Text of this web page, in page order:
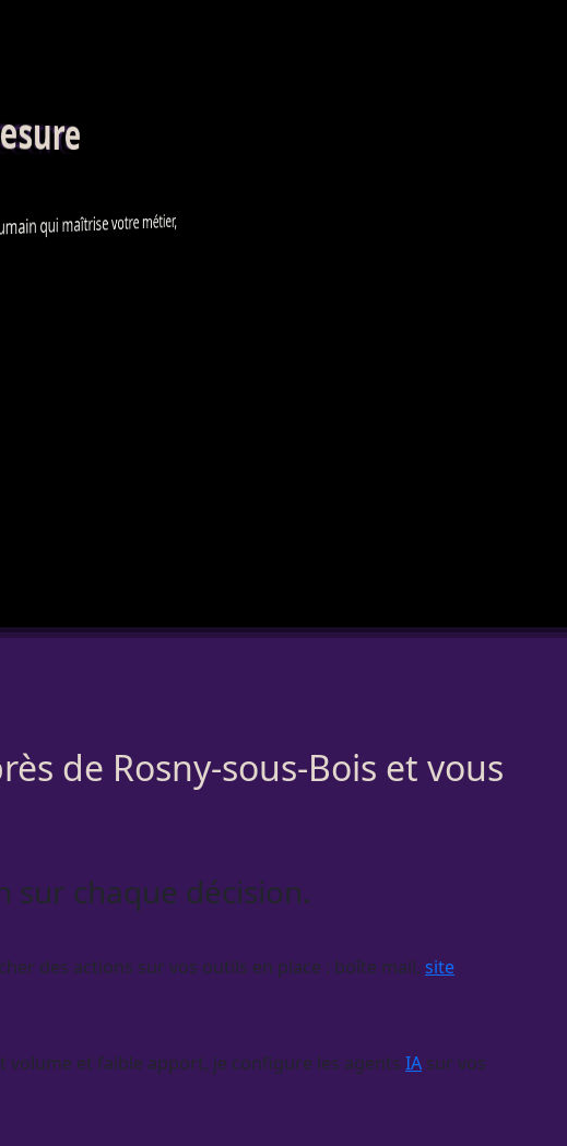
maîtrise votre métier,
de Rosny-sous-Bois et vous
sur chaque décision.
des actions sur vos outils en place : boîte mail, site
volume et faible apport, je configure les agents IA sur vos